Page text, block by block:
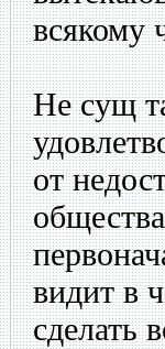
всякому
Не сущ
от
видит в
сделать